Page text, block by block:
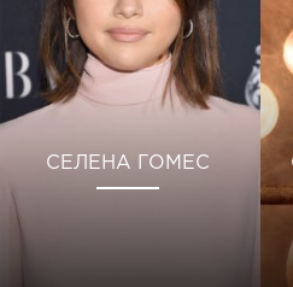
СЕЛЕНА ГОМЕС